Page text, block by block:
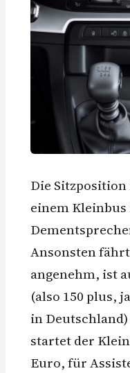
Die Sitzposition
einem Kleinbus
Ansonsten
angenehm, ist
(also 150 plus,
in
startet der
Euro, für